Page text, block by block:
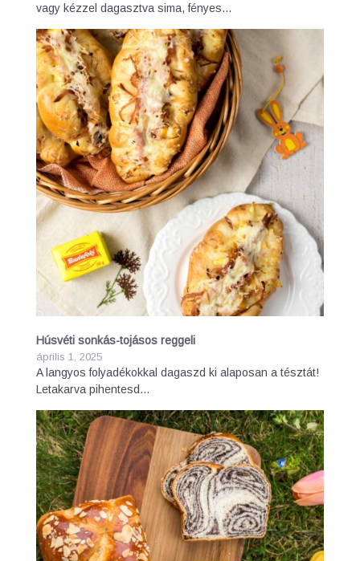
vagy kézzel dagasztva sima, fényes…
Húsvéti sonkás-tojásos reggeli
április 1, 2025
A langyos folyadékokkal dagaszd ki alaposan a tésztát!
Letakarva pihentesd…